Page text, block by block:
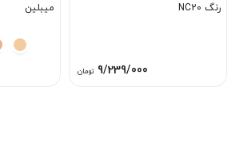
رنگ NC20
9/239/000 تومان
میبلین